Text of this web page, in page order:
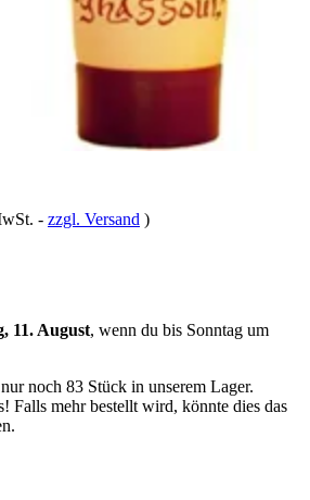
- zzgl. Versand )
11. August, wenn du bis Sonntag um
noch 83 Stück in unserem Lager.
Falls mehr bestellt wird, könnte dies das